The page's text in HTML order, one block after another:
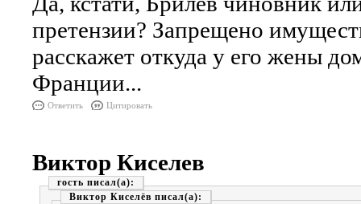
претензии? Запрещено
расскажет откуда у его жены
Франции...
Ответить Цитировать
Виктор Киселев
гость
Виктор Киселёв